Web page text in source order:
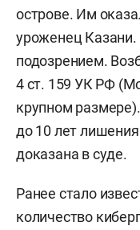
острове. Им
уроженец Казани.
подозрением.
4 ст. 159 УК РФ
крупном
до 10 лет
доказана в суде.
Ранее стало
количество